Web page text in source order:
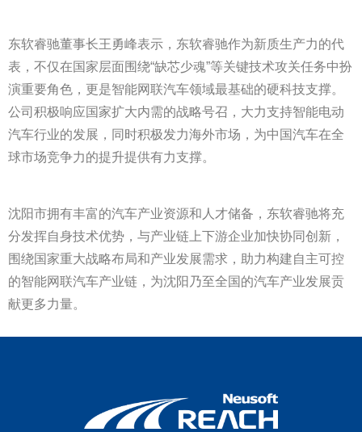
东软睿驰董事长王勇峰表示，东软睿驰作为新质生产力的代
表，不仅在国家层面围绕“缺芯少魂”等关键技术攻关任务中扮
演重要角色，更是智能网联汽车领域最基础的硬科技支撑。
公司积极响应国家扩大内需的战略号召，大力支持智能电动
汽车行业的发展，同时积极发力海外市场，为中国汽车在全
球市场竞争力的提升提供有力支撑。
沈阳市拥有丰富的汽车产业资源和人才储备，东软睿驰将充
分发挥自身技术优势，与产业链上下游企业加快协同创新，
围绕国家重大战略布局和产业发展需求，助力构建自主可控
的智能网联汽车产业链，为沈阳乃至全国的汽车产业发展贡
献更多力量。